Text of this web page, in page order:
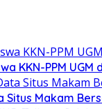
KKN-PPM
Situs Makam